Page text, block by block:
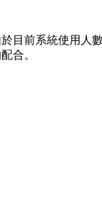
目前系統使用人
合。